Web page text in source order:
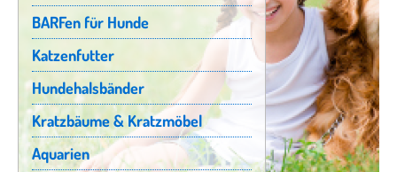
BARFen für Hunde
Katzenfutter
Hundehalsbänder
Kratzbäume & Kratzmöbel
Aquarien